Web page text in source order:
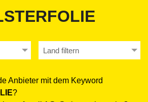
Land filtern
Anbieter mit dem Keyword
?